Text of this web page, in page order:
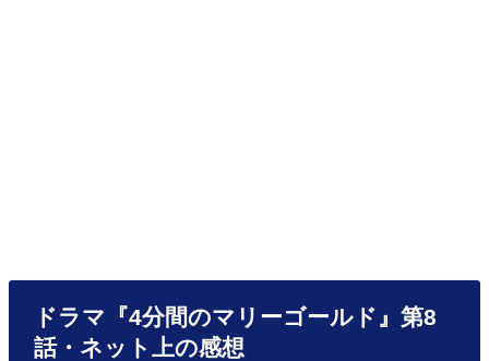
ドラマ『4分間のマリーゴールド』第8
話・ネット上の感想